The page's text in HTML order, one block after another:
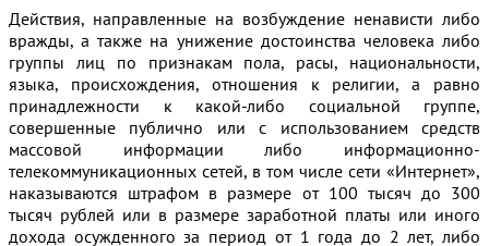
Действия, направленные на возбуждение ненависти либо
вражды, а также на унижение достоинства человека либо
группы лиц по признакам пола, расы, национальности,
языка, происхождения, отношения к религии, а равно
принадлежности к какой-либо социальной группе,
совершенные публично или с использованием средств
массовой информации либо информационно-
телекоммуникационных сетей, в том числе сети «Интернет»,
наказываются штрафом в размере от 100 тысяч до 300
тысяч рублей или в размере заработной платы или иного
дохода осужденного за период от 1 года до 2 лет, либо